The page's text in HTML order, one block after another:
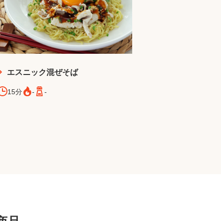
エスニック混ぜそば
15分 - -